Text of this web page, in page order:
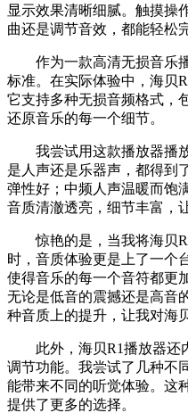
显示效果清晰细腻。触摸操
曲还是调节音效，都能轻松
作为一款高清无损音乐播
标准。在实际体验中，海贝
它支持多种无损音频格式，
还原音乐的每一个细节。
我尝试用这款播放器播放
是人声还是乐器声，都得到
弹性好；中频人声温暖而饱
音质清澈透亮，细节丰富，
惊艳的是，当我将海贝
时，音质体验更是上了一个
使得音乐的每一个音符都更
无论是低音的震撼还是高音
种音质上的提升，让我对海
此外，海贝R1播放器还
调节功能。我尝试了几种不
能带来不同的听觉体验。这
提供了更多的选择。